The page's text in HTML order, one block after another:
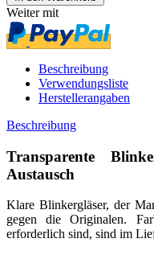
Weiter mit
Beschreibung
Verwendungsliste
Herstellerangaben
Beschreibung
Transparente
Austausch
Klare Blinkergläser, der
gegen die Originalen.
erforderlich sind, sind im